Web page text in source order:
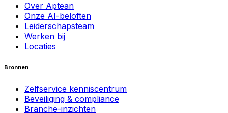
Over Aptean
Onze AI-beloften
Leiderschapsteam
Werken bij
Locaties
Bronnen
Zelfservice kenniscentrum
Beveiliging & compliance
Branche-inzichten